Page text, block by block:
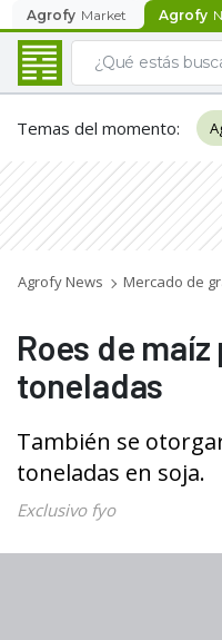
Agrofy Market Agrofy
Temas del momento:
Agrofy News Mercado de
Roes de
toneladas
También se
toneladas en soja.
Exclusivo fyo